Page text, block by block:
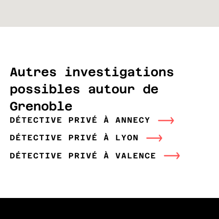
Autres investigations
possibles autour de
Grenoble
DÉTECTIVE PRIVÉ À ANNECY
DÉTECTIVE PRIVÉ À LYON
DÉTECTIVE PRIVÉ À VALENCE